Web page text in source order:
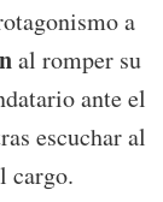
a
al romper su
ante el
escuchar al
cargo.